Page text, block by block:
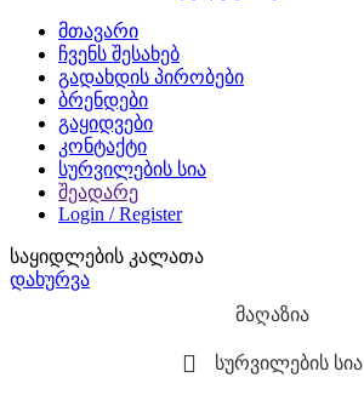
მთავარი
ჩვენს შესახებ
გადახდის პირობები
ბრენდები
გაყიდვები
კონტაქტი
სურვილების სია
შეადარე
Login / Register
საყიდლების კალათა
დახურვა
მაღაზია
სურვილების სია